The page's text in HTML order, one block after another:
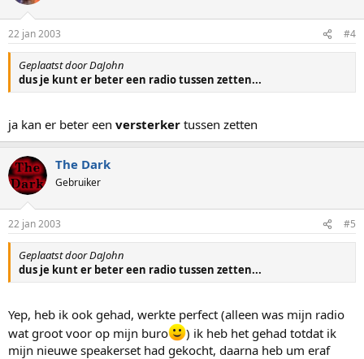
22 jan 2003 #4
Geplaatst door DaJohn
dus je kunt er beter een radio tussen zetten...
ja kan er beter een versterker tussen zetten
The Dark
Gebruiker
22 jan 2003 #5
Geplaatst door DaJohn
dus je kunt er beter een radio tussen zetten...
Yep, heb ik ook gehad, werkte perfect (alleen was mijn radio
wat groot voor op mijn buro
) ik heb het gehad totdat ik
mijn nieuwe speakerset had gekocht, daarna heb um eraf